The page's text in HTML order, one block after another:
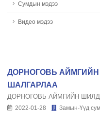
Сумдын мэдээ
Видео мэдээ
ДОРНОГОВЬ
ШАЛГАРЛАА
ДОРНОГОВЬ АЙМГИЙН
2022-01-28 Замын-Үүд сум